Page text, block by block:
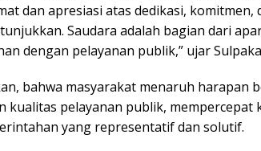
dan apresiasi atas dedikasi,
Saudara adalah bagian dari
dengan pelayanan publik,” ujar
bahwa masyarakat menaruh harapan
kualitas pelayanan publik, mempercepat
yang representatif dan solutif.